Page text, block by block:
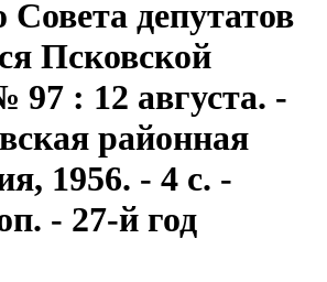
Совета депутатов
Псковской
97 : 12 августа. -
районная
1956. - 4 с. -
- 27-й год